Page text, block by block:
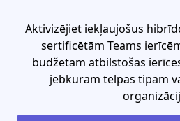
Aktivizējiet iekļaujošus
sertificētām Teams
budžetam atbilstošas
jebkuram telpas tipam